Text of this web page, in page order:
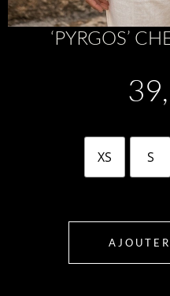
‘PYRGOS’
XS S